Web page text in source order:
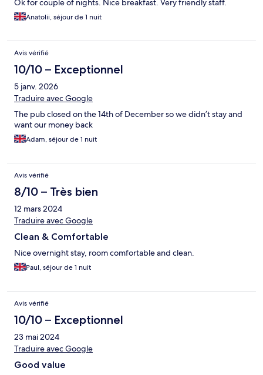
Ok for couple of nights. Nice breakfast. Very friendly staff.
Anatolii, séjour de 1 nuit
Avis vérifié
10/10 – Exceptionnel
5 janv. 2026
Traduire avec Google
The pub closed on the 14th of December so we didn’t stay and
want our money back
Adam, séjour de 1 nuit
Avis vérifié
8/10 – Très bien
12 mars 2024
Traduire avec Google
Clean & Comfortable
Nice overnight stay, room comfortable and clean.
Paul, séjour de 1 nuit
Avis vérifié
10/10 – Exceptionnel
23 mai 2024
Traduire avec Google
Good value